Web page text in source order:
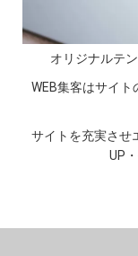
オリジナルテ
WEB集客はサイト
サイトを充実させ
UP